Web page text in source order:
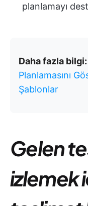
planlamayı
Daha fazla bilgi:
Planlamasını
Şablonlar
Gelen
izlemek